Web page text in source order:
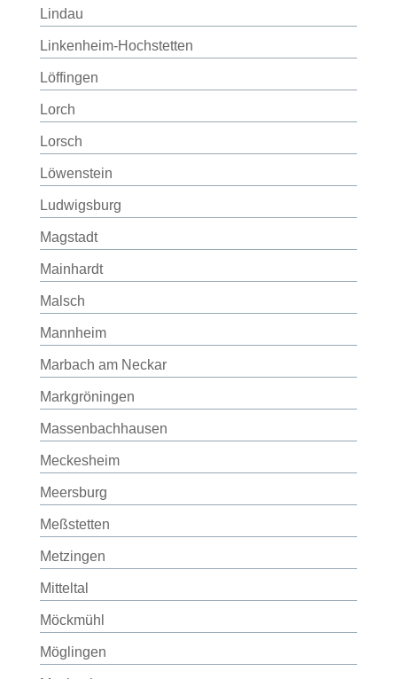
Lindau
Linkenheim-Hochstetten
Löffingen
Lorch
Lorsch
Löwenstein
Ludwigsburg
Magstadt
Mainhardt
Malsch
Mannheim
Marbach am Neckar
Markgröningen
Massenbachhausen
Meckesheim
Meersburg
Meßstetten
Metzingen
Mitteltal
Möckmühl
Möglingen